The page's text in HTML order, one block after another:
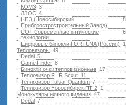
3
КОМЗ
4
ЛЗОС
8
НПЗ (Новосибирский
Приборостростроительный Завод)
6
СОТ Современные оптические
технологии
1
Цифровые бинокли FORTUNA (Россия)
49
Тепловизоры
5
Dedal
8
Game Finder
17
Бинокли очки тепловизионные
11
Тепловизор FLIR Scout
7
Тепловизор Pulsar Quantum
1
Тепловизор Новосибирск ПТ-2
47
Монокуляры ночного видения
7
Dedal